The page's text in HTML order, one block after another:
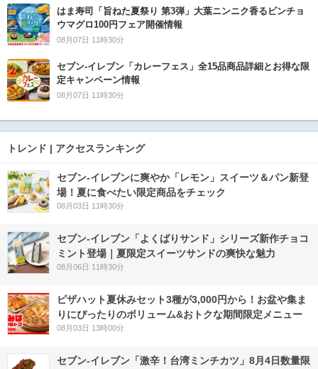
はま寿司「旨ねた夏祭り 第3弾」大葉ニンニク香るビンチョ
ウマグロ100円フェア開催情報
08月07日 11時30分
セブン‐イレブン「カレーフェス」全15品商品詳細とお得な限
定キャンペーン情報
08月07日 11時30分
トレンド | アクセスランキング
セブン‐イレブンに爽やか「レモン」スイーツ＆パン新登
場！夏に食べたい限定商品をチェック
08月03日 11時30分
セブン‐イレブン「よくばりサンド」シリーズ新作チョコ
ミント登場｜夏限定スイーツサンドの爽快な魅力
08月06日 11時30分
ピザハット夏休みセット3種が3,000円から！お盆や集ま
りにぴったりのボリューム&おトクな期間限定メニュー
08月03日 13時00分
セブン-イレブン「激辛！台湾ミンチカツ」8月4日数量限